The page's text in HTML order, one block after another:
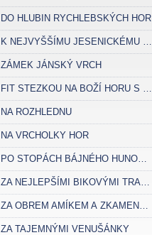
DO HLUBIN RYCHLEBSKÝCH HOR
K NEJVYŠŠÍMU JESENICKÉMU VODOPÁDU
ZÁMEK JÁNSKÝ VRCH
FIT STEZKOU NA BOŽÍ HORU S VÝHLEDEM NA RYCHLEBY
NA ROZHLEDNU
NA VRCHOLKY HOR
PO STOPÁCH BÁJNÉHO HUNOHRADU
ZA NEJLEPŠÍMI BIKOVÝMI TRAILY
ZA OBREM AMÍKEM A ZKAMENĚLÝM VOZKOU
ZA TAJEMNÝMI VENUŠÁNKY